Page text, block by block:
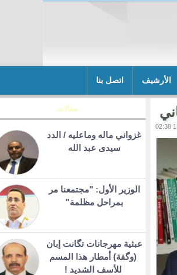
الأرشيف اتصل بنا
مقالات
غزواني ماله وماعليه / الدد
سيدى عبد الله
الوزير الأول: "مجتمعنا مر
بمراحل مظلمة"
عبثية مهرجانات تگانت إبان
(وگفة) أمطار هذا المسم
للأسف الشديد !